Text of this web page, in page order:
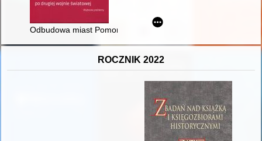
Odbudowa miast Pomorza Zachodniego po II wojnie
ROCZNIK 2022